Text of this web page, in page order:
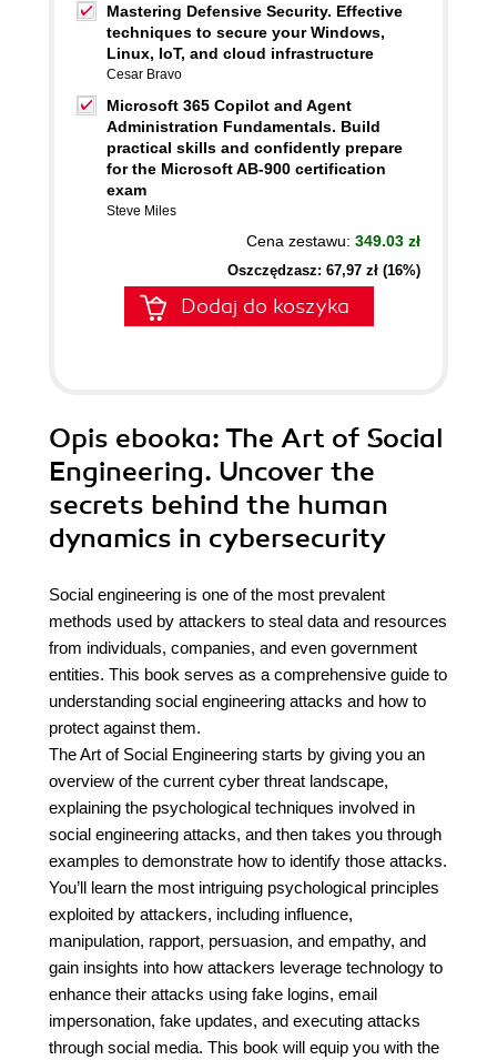
Mastering Defensive Security. Effective
techniques to secure your Windows,
Linux, IoT, and cloud infrastructure
Cesar Bravo
Microsoft 365 Copilot and Agent
Administration Fundamentals. Build
practical skills and confidently prepare
for the Microsoft AB-900 certification
exam
Steve Miles
Cena zestawu: 349.03 zł
Oszczędzasz: 67,97 zł (16%)
Dodaj do koszyka
Opis ebooka: The Art of Social
Engineering. Uncover the
secrets behind the human
dynamics in cybersecurity
Social engineering is one of the most prevalent
methods used by attackers to steal data and resources
from individuals, companies, and even government
entities. This book serves as a comprehensive guide to
understanding social engineering attacks and how to
protect against them.
The Art of Social Engineering starts by giving you an
overview of the current cyber threat landscape,
explaining the psychological techniques involved in
social engineering attacks, and then takes you through
examples to demonstrate how to identify those attacks.
You’ll learn the most intriguing psychological principles
exploited by attackers, including influence,
manipulation, rapport, persuasion, and empathy, and
gain insights into how attackers leverage technology to
enhance their attacks using fake logins, email
impersonation, fake updates, and executing attacks
through social media. This book will equip you with the